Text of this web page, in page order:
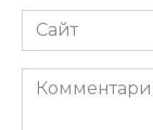
Сайт
Комментарий